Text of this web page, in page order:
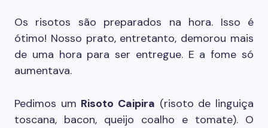
Os risotos são preparados na hora. Isso é
ótimo! Nosso prato, entretanto, demorou mais
de uma hora para ser entregue. E a fome só
aumentava.
Pedimos um Risoto Caipira (risoto de linguiça
toscana, bacon, queijo coalho e tomate). O